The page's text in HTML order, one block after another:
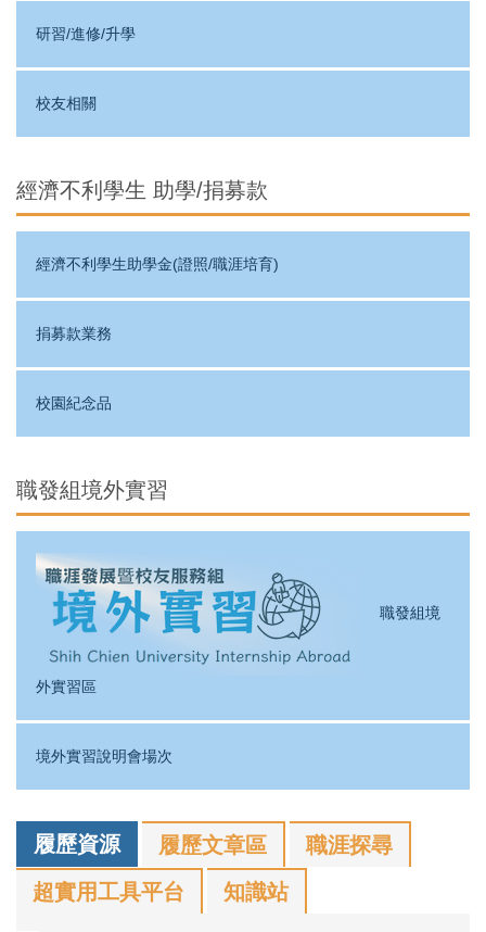
研習/進修/升學
校友相關
經濟不利學生 助學/捐募款
經濟不利學生助學金(證照/職涯培育)
捐募款業務
校園紀念品
職發組境外實習
職發組境
外實習區
境外實習說明會場次
履歷資源 履歷文章區
職涯探尋
超實用工具平台
知識站